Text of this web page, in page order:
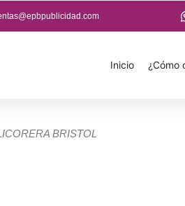
Inicio ¿Cómo
BRISTOL